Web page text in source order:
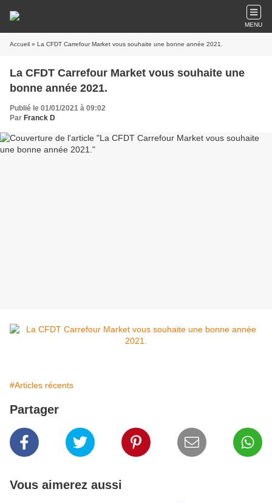
MENU
Accueil » La CFDT Carrefour Market vous souhaite une bonne année 2021.
La CFDT Carrefour Market vous souhaite une
bonne année 2021.
Publié le 01/01/2021 à 09:02
Par Franck D
#Articles récents
Partager
Vous aimerez aussi